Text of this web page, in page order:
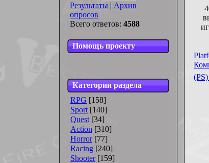
Результаты | Архив
опросов
Всего ответов: 4588
Помощь проекту
Категории раздела
RPG [158]
Sport [140]
Quest [34]
Action [310]
Horror [77]
Racing [240]
Shooter [159]